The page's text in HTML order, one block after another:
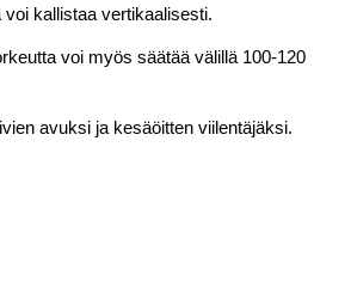
kallistaa vertikaalisesti.
voi myös säätää välillä 100-120
avuksi ja kesäöitten viilentäjäksi.